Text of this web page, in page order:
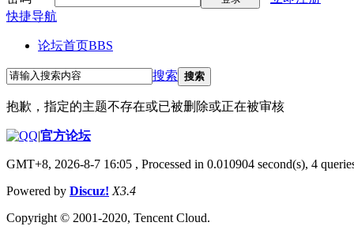
快捷导航
论坛首页BBS
搜索 搜索
抱歉，指定的主题不存在或已被删除或正在被审核
|官方论坛
GMT+8, 2026-8-7 16:05 , Processed in 0.010904 second(s), 4
Powered by Discuz! X3.4
Copyright © 2001-2020, Tencent Cloud.